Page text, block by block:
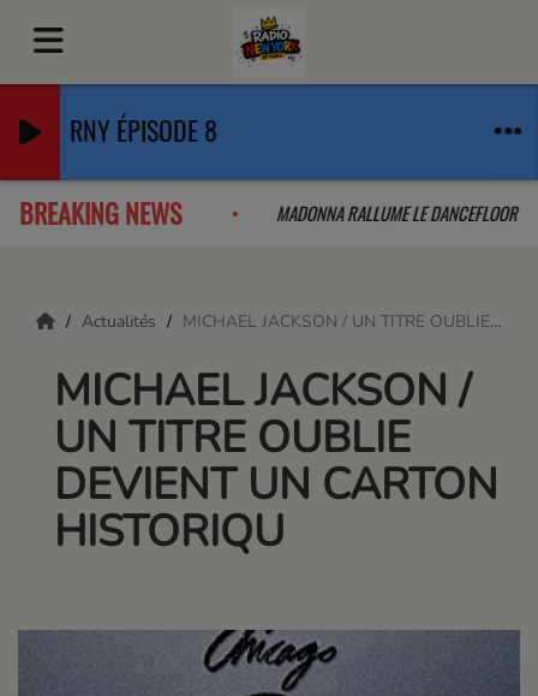
RNY ÉPISODE 8
BREAKING NEWS
QUE L'ON A PAS VU VENIR MADONNA RALLUME LE
Actualités MICHAEL JACKSON / UN TITRE OUBLIE DEVIENT UN CARTON HISTORIQU
MICHAEL JACKSON /
UN TITRE OUBLIE
DEVIENT UN CARTON
HISTORIQU